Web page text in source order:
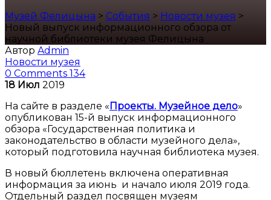
Музей Фелицына > События > Новости музея >
Новый выпуск информационного обзора от
научной библиотеки музея Фелицына
Автор Admin
Новости музея
0 Comments 134
18 Июл 2019
На сайте в разделе «Проекты. Музейное дело»
опубликован 15-й выпуск информационного
обзора «Государственная политика и
законодательство в области музейного дела»,
который подготовила научная библиотека музея.
В новый бюллетень включена оперативная
информация за июнь и начало июля 2019 года.
Отдельный раздел посвящен музеям